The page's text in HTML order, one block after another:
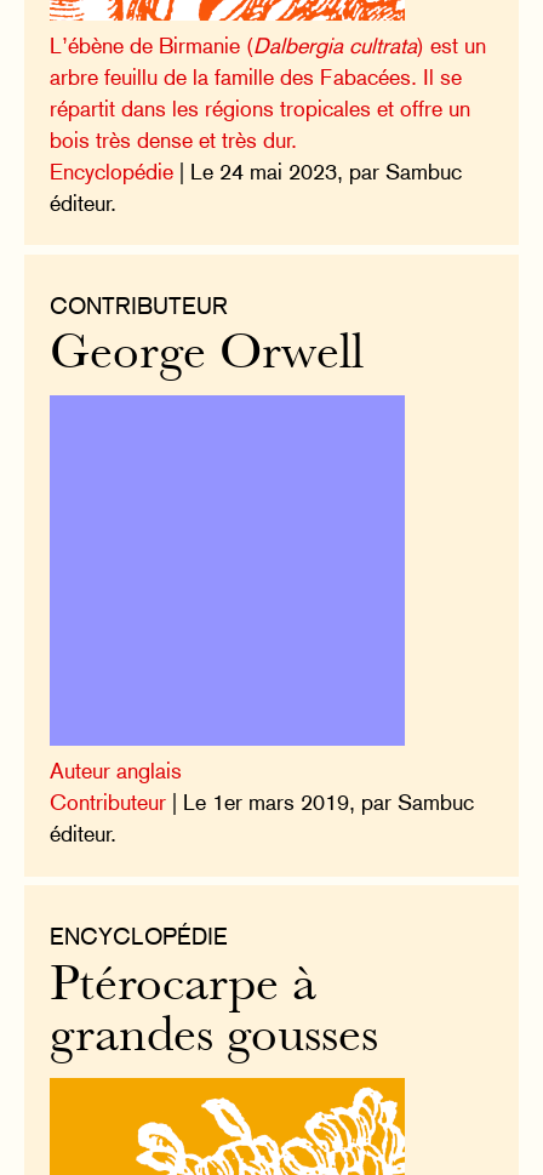
L’ébène de Birmanie (Dalbergia cultrata) est un
arbre feuillu de la famille des Fabacées. Il se
répartit dans les régions tropicales et offre un
bois très dense et très dur.
Encyclopédie | Le 24 mai 2023, par Sambuc
éditeur.
CONTRIBUTEUR
George Orwell
Auteur anglais
Contributeur | Le 1er mars 2019, par Sambuc
éditeur.
ENCYCLOPÉDIE
Ptérocarpe à
grandes gousses